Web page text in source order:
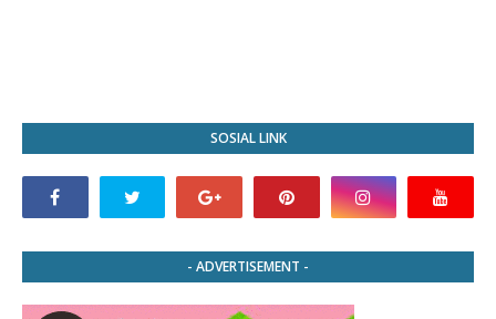
SOSIAL LINK
- ADVERTISEMENT -